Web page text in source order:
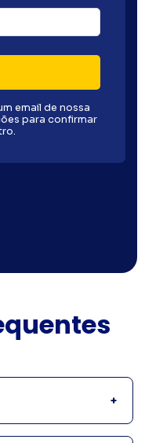
email de nossa
para confirmar
+